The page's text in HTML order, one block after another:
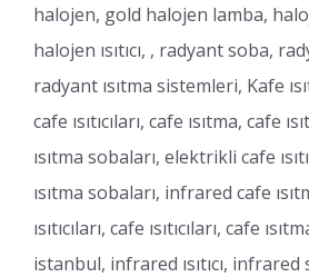
halojen, gold halojen lamba,
halojen ısıtıcı, , radyant soba,
radyant ısıtma sistemleri, Kafe
cafe ısıtıcıları, cafe ısıtma, cafe
ısıtma sobaları, elektrikli cafe
ısıtma sobaları, infrared cafe
ısıtıcıları, cafe ısıtıcıları, cafe
istanbul, infrared ısıtıcı,